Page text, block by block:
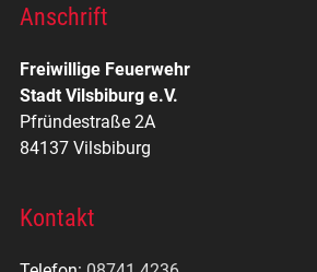
Anschrift
Freiwillige Feuerwehr
Stadt Vilsbiburg e.V.
Pfründestraße 2A
84137 Vilsbiburg
Kontakt